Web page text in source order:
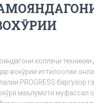
коллеҷи
вохӯрии иттилоотии
PROGRESS баргузор
маълумоти муфассал